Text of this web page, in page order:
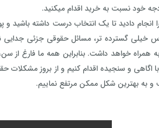
خود نسبت به خرید اقدام میکنید.
انجام دادید تا یک انتخاب درست داشته باشید و
خیلی گسترده تر، مسائل حقوقی جزئی جدایی
به همراه خواهد داشت. بنابراین همه ما فارغ
با اگاهی و سنجیده اقدام کنیم و از بروز
و به بهترین شکل ممکن مرتفع نماییم.